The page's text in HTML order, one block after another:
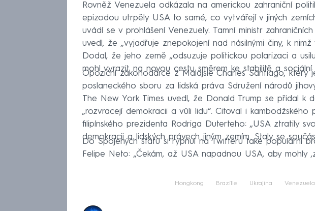
Rovněž Venezuela odkázala na americkou zahraniční
epizodou utrpěly USA to samé, co vytvářejí v jiných
uvádí se v prohlášení Venezuely. Tamní ministr
uvedl, že „vyjadřuje znepokojení nad násilnými činy, k nimž
Dodal, že jeho země „odsuzuje politickou polarizaci a
mohl vyrazit na novou cestu směrem ke stabilitě a sociální
Opoziční zákonodárce z Malajsie Charles Santiago, který
poslaneckého sboru za lidská práva Sdružení národů
The New York Times uvedl, že Donald Trump se přidal k
„rozvracejí demokracii a vůli lidu“. Citoval i kambodžského
filipínského prezidenta Rodriga Duterteho: „USA ztratily
demokracii a lidských právech jiným zemím. Staly se
Do Spojených států si rýpnul na Twitteru také populární
Felipe Neto: „Čekám, až USA napadnou USA, aby mohly
Hongkong Brazílie Ukrajina Venezuela